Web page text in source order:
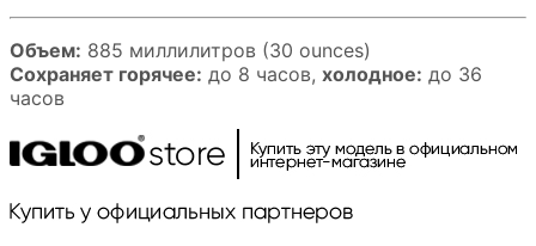
Объем: 885 миллилитров (30 ounces)
Сохраняет горячее: до 8 часов, холодное: до 36
часов